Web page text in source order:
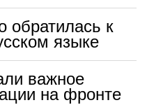
обратилась к
языке
важное
на фронте